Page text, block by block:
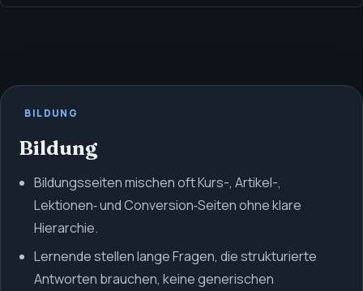
BILDUNG
Bildung
Bildungsseiten mischen oft Kurs-, Artikel-,
Lektionen‑ und Conversion‑Seiten ohne klare
Hierarchie.
Lernende stellen lange Fragen, die strukturierte
Antworten brauchen, keine generischen